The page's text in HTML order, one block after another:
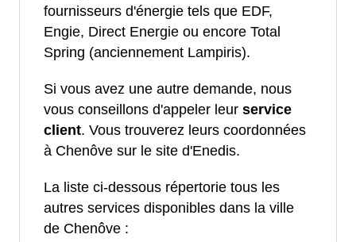
fournisseurs d'énergie tels que EDF,
Engie, Direct Energie ou encore Total
Spring (anciennement Lampiris).
Si vous avez une autre demande, nous
vous conseillons d'appeler leur service
client. Vous trouverez leurs coordonnées
à Chenôve sur le site d'Enedis.
La liste ci-dessous répertorie tous les
autres services disponibles dans la ville
de Chenôve :